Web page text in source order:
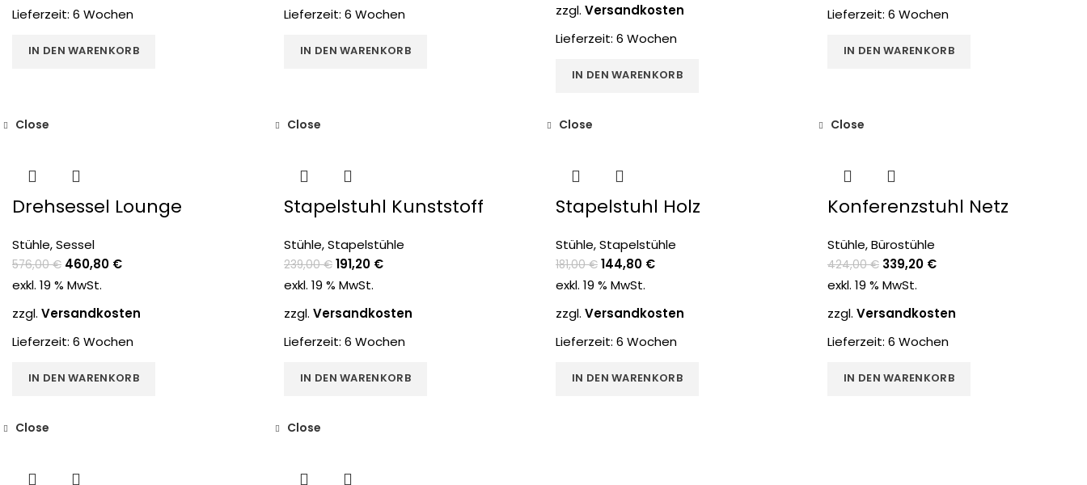
Lieferzeit: 6 Wochen
IN DEN WARENKORB
Lieferzeit: 6 Wochen
IN DEN WARENKORB
zzgl. Versandkosten
Lieferzeit: 6 Wochen
IN DEN WARENKORB
Lieferzeit: 6 Wochen
IN DEN WARENKORB
Close
Drehsessel Lounge
Stühle,Sessel
576,00€ 460,80 €
exkl. 19 % MwSt.
zzgl. Versandkosten
Lieferzeit: 6 Wochen
IN DEN WARENKORB
Close
Stapelstuhl Kunststoff
Stühle,Stapelstühle
239,00€191,20 €
exkl. 19 % MwSt.
zzgl. Versandkosten
Lieferzeit: 6 Wochen
IN DEN WARENKORB
Close
Stapelstuhl Holz
Stühle,Stapelstühle
181,00€144,80 €
exkl. 19 % MwSt.
zzgl. Versandkosten
Lieferzeit: 6 Wochen
IN DEN WARENKORB
Close
Konferenzstuhl Netz
Stühle,Bürostühle
424,00€ 339,20 €
exkl. 19 % MwSt.
zzgl. Versandkosten
Lieferzeit: 6 Wochen
IN DEN WARENKORB
Close Close